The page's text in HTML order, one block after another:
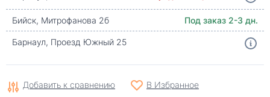
Бийск, Митрофанова 2б
Под заказ 2-3 дн.
Барнаул, Проезд Южный 25
Добавить к сравнению В Избранное